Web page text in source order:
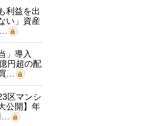
利益を出
い」資産
」導入
円超の配
…
区マンシ
公開】年